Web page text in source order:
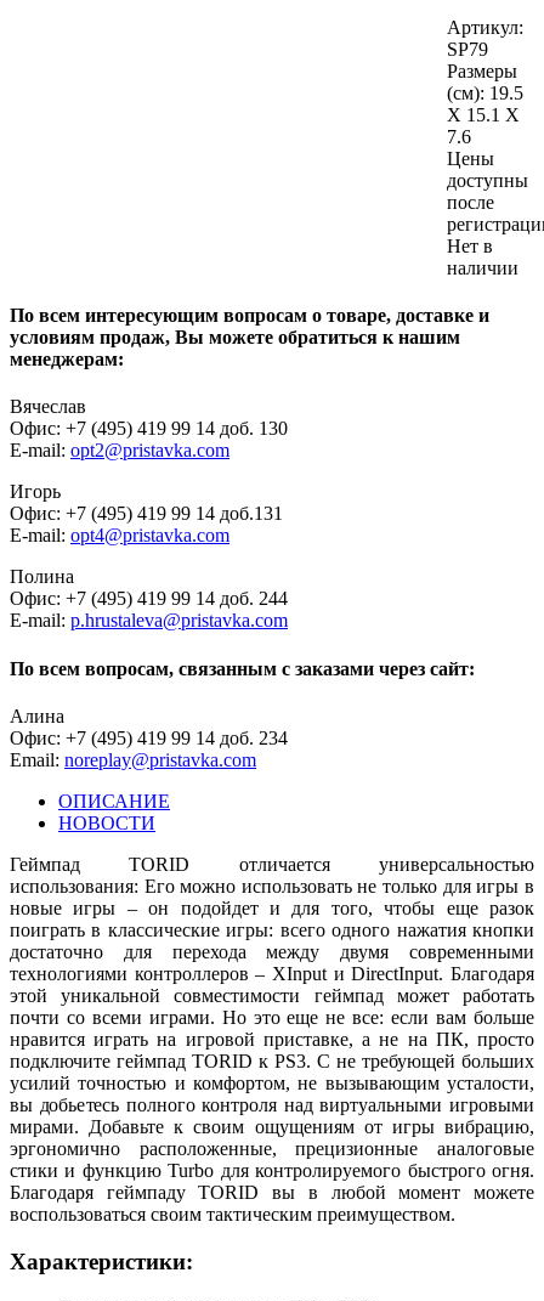
Артикул:
SP79
Размеры
(см): 19.5
X 15.1 X
7.6
Цены
доступны
после
Нет в
наличии
По всем интересующим вопросам о товаре, доставке и
условиям продаж, Вы можете обратиться к нашим
менеджерам:
Вячеслав
Офис: +7 (495) 419 99 14 доб. 130
E-mail: opt2@pristavka.com
Игорь
Офис: +7 (495) 419 99 14 доб.131
E-mail: opt4@pristavka.com
Полина
Офис: +7 (495) 419 99 14 доб. 244
E-mail: p.hrustaleva@pristavka.com
По всем вопросам, связанным с заказами через сайт:
Алина
Офис: +7 (495) 419 99 14 доб. 234
Email: noreplay@pristavka.com
ОПИСАНИЕ
НОВОСТИ
Геймпад TORID отличается универсальностью
использования: Его можно использовать не только для игры в
новые игры – он подойдет и для того, чтобы еще разок
поиграть в классические игры: всего одного нажатия кнопки
достаточно для перехода между двумя современными
технологиями контроллеров – XInput и DirectInput. Благодаря
этой уникальной совместимости геймпад может работать
почти со всеми играми. Но это еще не все: если вам больше
нравится играть на игровой приставке, а не на ПК, просто
подключите геймпад TORID к PS3. С не требующей больших
усилий точностью и комфортом, не вызывающим усталости,
вы добьетесь полного контроля над виртуальными игровыми
мирами. Добавьте к своим ощущениям от игры вибрацию,
эргономично расположенные, прецизионные аналоговые
стики и функцию Turbo для контролируемого быстрого огня.
Благодаря геймпаду TORID вы в любой момент можете
воспользоваться своим тактическим преимуществом.
Характеристики: